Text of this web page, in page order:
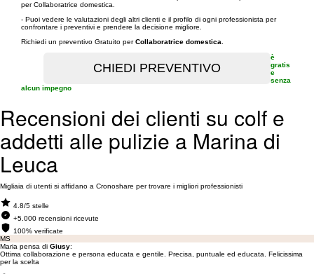
per Collaboratrice domestica.
- Puoi vedere le valutazioni degli altri clienti e il profilo di ogni professionista per
confrontare i preventivi e prendere la decisione migliore.
Richiedi un preventivo Gratuito perCollaboratrice domestica
è
gratis
e
senza
alcun impegno
Recensioni dei clienti su colf e
addetti alle pulizie a Marina di
Leuca
Migliaia di utenti si affidano a Cronoshare per trovare i migliori professionisti
4.8/5 stelle
+5.000 recensioni ricevute
100% verificate
MS
Maria pensa di Giusy:
Ottima collaborazione e persona educata e gentile. Precisa, puntuale ed educata. Felicissima
per la scelta